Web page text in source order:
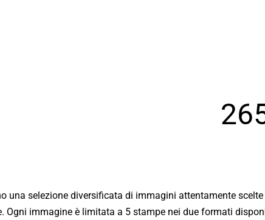
Giornali
una selezione diversificata di immagini attentamente
Ogni immagine è limitata a 5 stampe nei due formati